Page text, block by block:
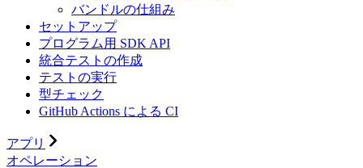
バンドルの仕組み
セットアップ
プログラム用 SDK API
統合テストの作成
テストの実行
型チェック
GitHub Actions による CI
アプリ
オペレーション